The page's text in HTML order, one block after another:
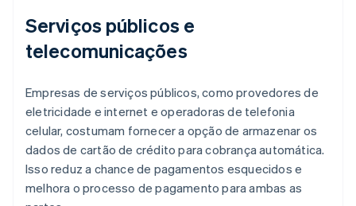
Serviços públicos e
telecomunicações
Empresas de serviços públicos, como provedores de
eletricidade e internet e operadoras de telefonia
celular, costumam fornecer a opção de armazenar os
dados de cartão de crédito para cobrança automática.
Isso reduz a chance de pagamentos esquecidos e
melhora o processo de pagamento para ambas as